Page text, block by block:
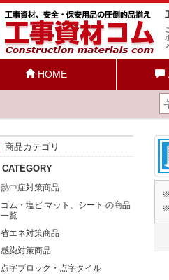
HOME
※
※
商品カテゴリ
CATEGORY
熱中症対策商品
ゴム・塩ビ マット、シート の商品
一覧
省エネ対策商品
感染対策商品
点字ブロック・点字タイル